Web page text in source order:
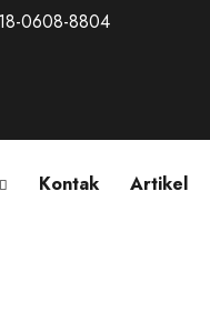
0608-8804
Kontak Artikel